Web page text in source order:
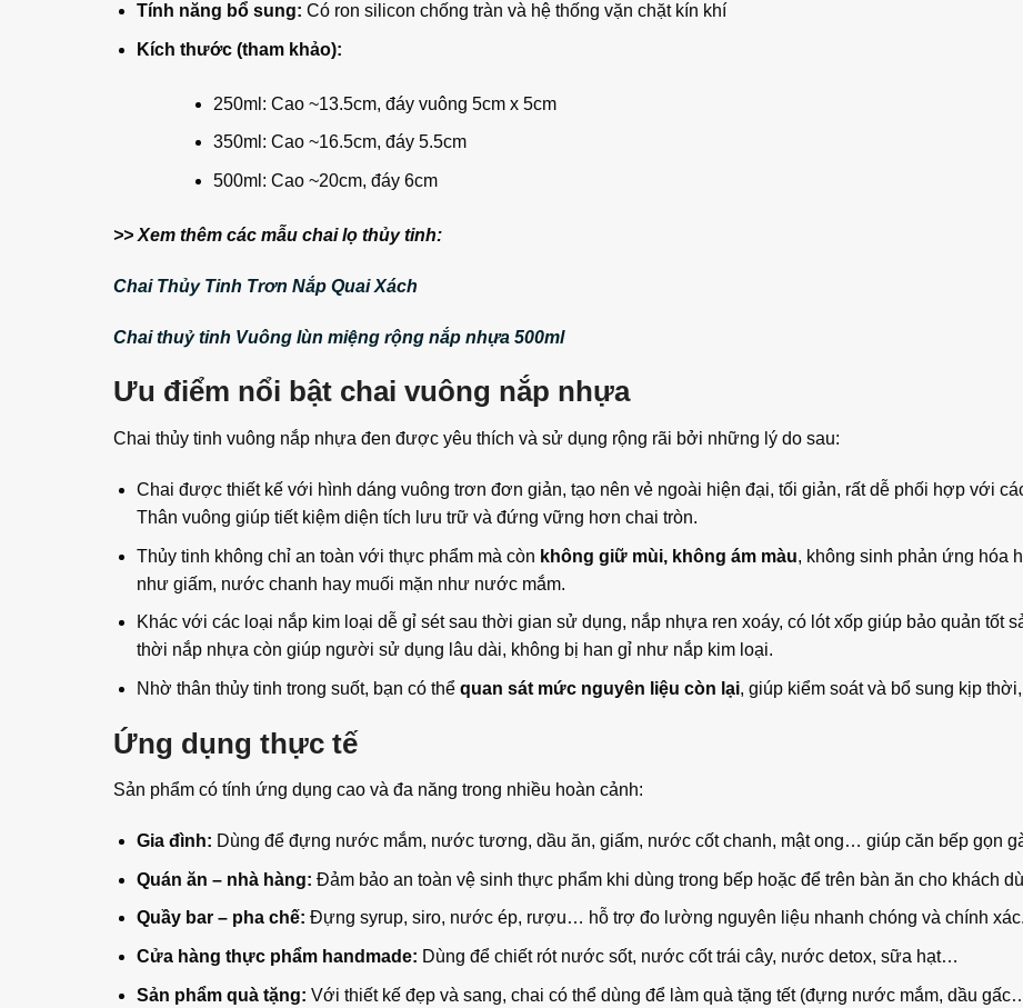
Tính năng bổ sung: Có ron silicon chống tràn và hệ thống vặn chặt kín khí
Kích thước (tham khảo):
250ml: Cao ~13.5cm, đáy vuông 5cm x 5cm
350ml: Cao ~16.5cm, đáy 5.5cm
500ml: Cao ~20cm, đáy 6cm
>> Xem thêm các mẫu chai lọ thủy tinh:
Chai Thủy Tinh Trơn Nắp Quai Xách
Chai thuỷ tinh Vuông lùn miệng rộng nắp nhựa 500ml
Ưu điểm nổi bật chai vuông nắp nhựa
Chai thủy tinh vuông nắp nhựa đen được yêu thích và sử dụng rộng rãi bởi những lý do sau:
Chai được thiết kế với hình dáng vuông trơn đơn giản, tạo nên vẻ ngoài hiện đại, tối giản, rất dễ phối hợp với
Thân vuông giúp tiết kiệm diện tích lưu trữ và đứng vững hơn chai tròn.
Thủy tinh không chỉ an toàn với thực phẩm mà còn không giữ mùi, không ám màu, không sinh phản ứng hóa
như giấm, nước chanh hay muối mặn như nước mắm.
Khác với các loại nắp kim loại dễ gỉ sét sau thời gian sử dụng, nắp nhựa ren xoáy, có lót xốp giúp bảo quản tốt
thời nắp nhựa còn giúp người sử dụng lâu dài, không bị han gỉ như nắp kim loại.
Nhờ thân thủy tinh trong suốt, bạn có thể quan sát mức nguyên liệu còn lại, giúp kiểm soát và bổ sung kịp
Ứng dụng thực tế
Sản phẩm có tính ứng dụng cao và đa năng trong nhiều hoàn cảnh:
Gia đình: Dùng để đựng nước mắm, nước tương, dầu ăn, giấm, nước cốt chanh, mật ong… giúp căn bếp gọn
Quán ăn – nhà hàng: Đảm bảo an toàn vệ sinh thực phẩm khi dùng trong bếp hoặc để trên bàn ăn cho khách
Quầy bar – pha chế: Đựng syrup, siro, nước ép, rượu… hỗ trợ đo lường nguyên liệu nhanh chóng và chính xác.
Cửa hàng thực phẩm handmade: Dùng để chiết rót nước sốt, nước cốt trái cây, nước detox, sữa hạt…
Sản phẩm quà tặng: Với thiết kế đẹp và sang, chai có thể dùng để làm quà tặng tết (đựng nước mắm, dầu